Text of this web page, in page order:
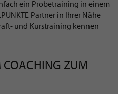
ein Probetraining in einem
Partner in Ihrer Nähe
und Kurstraining kennen
COACHING ZUM